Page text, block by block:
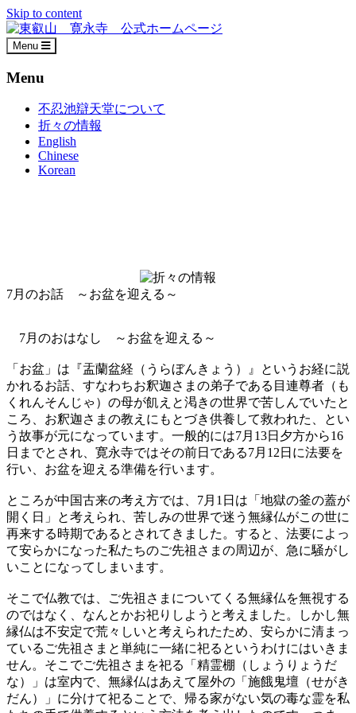
Skip to content
Menu
Menu
不忍池辯天堂について
折々の情報
English
Chinese
Korean
7月のお話 ～お盆を迎える～
7月のおはなし ～お盆を迎える～
「お盆」は『盂蘭盆経（うらぼんきょう）』というお経に説
かれるお話、すなわちお釈迦さまの弟子である目連尊者（も
くれんそんじゃ）の母が飢えと渇きの世界で苦しんでいたと
ころ、お釈迦さまの教えにもとづき供養して救われた、とい
う故事が元になっています。一般的には7月13日夕方から16
日までとされ、寛永寺ではその前日である7月12日に法要を
行い、お盆を迎える準備を行います。
ところが中国古来の考え方では、7月1日は「地獄の釜の蓋が
開く日」と考えられ、苦しみの世界で迷う無縁仏がこの世に
再来する時期であるとされてきました。すると、法要によっ
て安らかになった私たちのご先祖さまの周辺が、急に騒がし
いことになってしまいます。
そこで仏教では、ご先祖さまについてくる無縁仏を無視する
のではなく、なんとかお祀りしようと考えました。しかし無
縁仏は不安定で荒々しいと考えられたため、安らかに清まっ
ているご先祖さまと単純に一緒に祀るというわけにはいきま
せん。そこでご先祖さまを祀る「精霊棚（しょうりょうだ
な）」は室内で、無縁仏はあえて屋外の「施餓鬼壇（せがき
だん）」に分けて祀ることで、帰る家がない気の毒な霊を私